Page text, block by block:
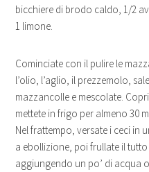
bicchiere di brodo caldo, 1/2
1 limone.
Cominciate con il pulire le
l’olio, l’aglio, il prezzemolo,
mazzancolle e mescolate.
mettete in frigo per almeno 30
Nel frattempo, versate i ceci in
a ebollizione, poi frullate il
aggiungendo un po’ di acqua